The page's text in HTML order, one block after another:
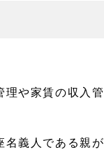
理や家賃の収入管
名義人である親が